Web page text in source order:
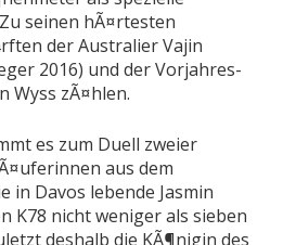
seinen hÃ¤rtesten
der Australier Vajin
2016) und der Vorjahres-
Wyss zÃ¤hlen.
es zum Duell zweier
aus dem
in Davos lebende Jasmin
K78 nicht weniger als sieben
deshalb die KÃ¶nigin des